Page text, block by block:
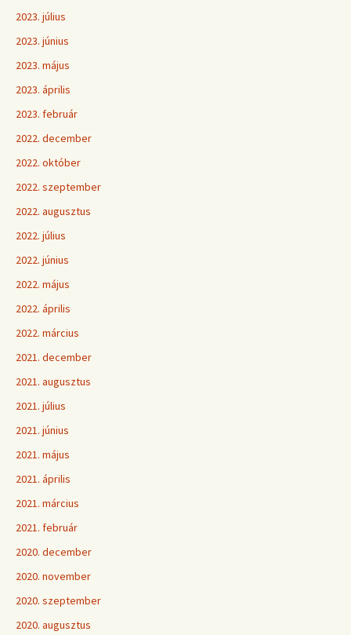
2023. július
2023. június
2023. május
2023. április
2023. február
2022. december
2022. október
2022. szeptember
2022. augusztus
2022. július
2022. június
2022. május
2022. április
2022. március
2021. december
2021. augusztus
2021. július
2021. június
2021. május
2021. április
2021. március
2021. február
2020. december
2020. november
2020. szeptember
2020. augusztus